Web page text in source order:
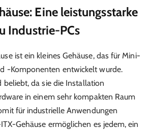
Eine leistungsstarke
Industrie-PCs
ist ein kleines Gehäuse, das für Mini-
-Komponenten entwickelt wurde.
beliebt, da sie die Installation
in einem sehr kompakten Raum
für industrielle Anwendungen
Gehäuse ermöglichen es jedem, ein